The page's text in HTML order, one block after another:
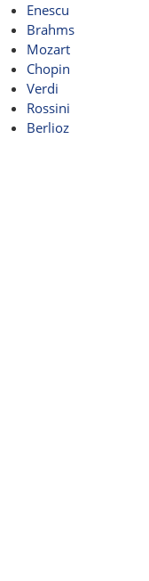
Enescu
Brahms
Mozart
Chopin
Verdi
Rossini
Berlioz